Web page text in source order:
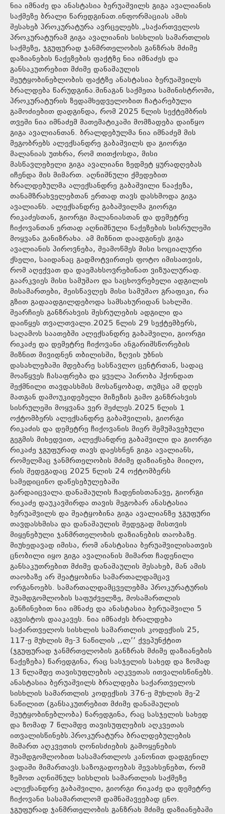
ნია იმნაძე და ანასტასია ბერუაშვილს გიგა ავალიანის
საქმეზე ბრალი წარედგინათ.ინფორმაციას ამის
შესახებ პროკურატურა ავრცელებს.„საქართველოს
პროკურატურამ გიგა ავალიანის სისხლის სამართლის
საქმეზე, ჯგუფურად ჯანმრთელობის განზრახ მძიმე
დაზიანების წაქეზების ფაქტზე ნია იმნაძეს და
განსაკუთრებით მძიმე დანაშაულის
შეუტყობინებლობის ფაქტზე ანასტასია ბერუაშვილს
ბრალდება წარუდგინა.შინაგან საქმეთა სამინისტროში,
პროკურატურის ზედამხედველობით ჩატარებული
გამოძიებით დადგინდა, რომ 2025 წლის სექტემბრის
თვეში ნია იმნაძემ მათემატიკაში მომზადება დაიწყო
გიგა ავალიანთან. ბრალდებულმა ნია იმნაძემ მის
მეგობრებს ალექსანდრე გაბაშვილს და გიორგი
მალანიას უთხრა, რომ თითქოსდა, მისი
მასწავლებელი გიგა ავალიანი ზედმეტ ყურადღებას
იჩენდა მის მიმართ. აღნიშნული ქმედებით
ბრალდებულმა ალექსანდრე გაბაშვილი წააქეზა,
თანამზრახველებთან ერთად თავს დასხმოდა გიგა
ავალიანს. ალექსანდრე გაბაშვილმა გიორგი
რიკაძესთან, გიორგი მალანიასთან და დემეტრე
ჩიქოვანთან ერთად აღნიშნული წაქეზების სისრულეში
მოყვანა განიზრახა. ამ მიზნით დაადგინეს გიგა
ავალიანის პიროვნება, შეამოწმეს მისი სოციალური
ქსელი, საიდანაც გადმოტვირთეს ფოტო იმისათვის,
რომ აღექვათ და დაემახსოვრებინათ ვიზუალურად.
გაარკვიეს მისი სამუშაო და საცხოვრებელი ადგილის
მისამართები, შეისწავლეს მისი სამუშაო გრაფიკი, რა
გზით გადაადგილდებოდა სამსახურიდან სახლში.
შეარჩიეს განზრახვის შესრულების ადგილი და
დაიწყეს თვალთვალი.2025 წლის 29 სექტემბერს,
საღამოს საათებში ალექსანდრე გაბაშვილი, გიორგი
რიკაძე და დემეტრე ჩიქოვანი ანგარიშსწორების
მიზნით მივიდნენ თბილისში, ზღვის უბნის
დასახლებაში მდებარე სასწავლო ცენტრთან, სადაც
მოაწყვეს ჩასაფრება და ყველა პირობა ჰქონდათ
შექმნილი თავდასხმის მოსაწყობად, თუმცა ამ დღეს
მათგან დამოუკიდებელი მიზეზის გამო განზრახვის
სისრულეში მოყვანა ვერ შეძლეს.2025 წლის 1
ოქტომბერს ალექსანდრე გაბაშვილის, გიორგი
რიკაძის და დემეტრე ჩიქოვანის მიერ შემუშავებული
გეგმის მიხედვით, ალექსანდრე გაბაშვილი და გიორგი
რიკაძე ჯგუფურად თავს დაესხნენ გიგა ავალიანს,
რომელმაც ჯანმრთელობის მძიმე დაზიანება მიიღო,
რის შედეგადაც 2025 წლის 24 ოქტომბერს
სამედიცინო დაწესებულებაში
გარდაიცვალა.დანაშაულის ჩადენისთანავე, გიორგი
რიკაძე დაუკავშირდა თავის მეგობარ ანასტასია
ბერუაშვილს და შეატყობინა გიგა ავალიანზე ჯგუფური
თავდასხმისა და დანაშაულის შედეგად მისთვის
მიყენებული ჯანმრთელობის დაზიანების თაობაზე.
მიუხედავად იმისა, რომ ანასტასია ბერუაშვილისათვის
ცნობილი იყო გიგა ავალიანის მიმართ ჩადენილი
განსაკუთრებით მძიმე დანაშაულის შესახებ, მან ამის
თაობაზე არ შეატყობინა სამართალდამცავ
ორგანოებს. სამართალდამცველებმა პროკურატურის
შუამდგომლობის საფუძველზე, მოსამართლის
განჩინებით ნია იმნაძე და ანასტასია ბერუაშვილი 5
აგვისტოს დააკავეს. ნია იმნაძეს ბრალდება
საქართველოს სისხლის სამართლის კოდექსის 25,
117-ე მუხლის მე-3 ნაწილის ,,ლ’’ ქვეპუნქტით
(ჯგუფურად ჯანმრთელობის განზრახ მძიმე დაზიანების
წაქეზება) წარედგინა, რაც სასჯელის სახედ და ზომად
13 წლამდე თავისუფლების აღკვეთას ითვალისწინებს.
ანასტასია ბერუაშვილს ბრალდება საქართველოს
სისხლის სამართლის კოდექსის 376-ე მუხლის მე-2
ნაწილით (განსაკუთრებით მძიმე დანაშაულის
შეუტყობინებლობა) წარედგინა, რაც სასჯელის სახედ
და ზომად 7 წლამდე თავისუფლების აღკვეთას
ითვალისწინებს.პროკურატურა ბრალდებულების
მიმართ აღკვეთის ღონისძიების გამოყენების
შუამდგომლობით სასამართლოს კანონით დადგენილ
ვადაში მიმართავს.საზოგადოებას შევახსენებთ, რომ
ზემოთ აღნიშნულ სისხლის სამართლის საქმეზე
ალექსანდრე გაბაშვილი, გიორგი რიკაძე და დემეტრე
ჩიქოვანი სასამართლომ დამნაშავეებად ცნო.
ჯგუფურად ჯანმრთელობის განზრახ მძიმე დაზიანებაში